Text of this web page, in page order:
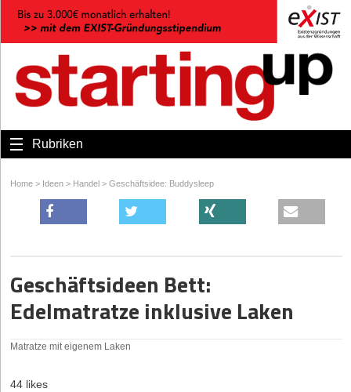
Rubriken
Home > Ideen > Handel > Geschäftsidee: Buddysleep
Geschäftsideen Bett:
Edelmatratze inklusive Laken
Matratze mit eigenem Laken
44 likes